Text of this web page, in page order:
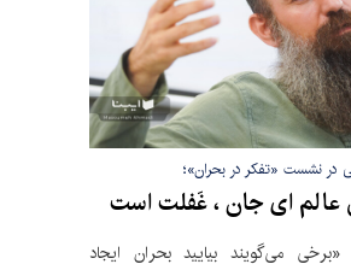
در نشست «تفکر در بحران»؛
عالم ای جان ، غَفلت است
«برخی می‌گویند بیایید بحران ایجاد